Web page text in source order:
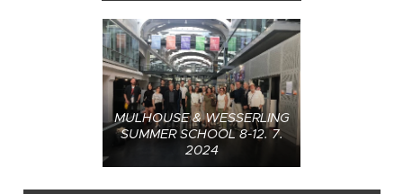
MULHOUSE & WESSERLING
SUMMER SCHOOL 8-12. 7.
2024